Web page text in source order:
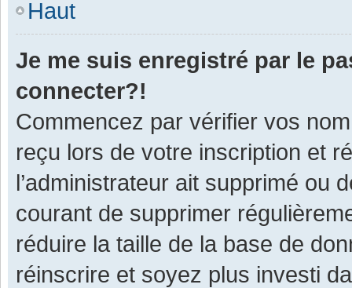
Haut
Je me suis enregistré par le
connecter?!
Commencez par vérifier vos
reçu lors de votre inscription et
l’administrateur ait supprimé ou
courant de supprimer
réduire la taille de la base de
réinscrire et soyez plus investi